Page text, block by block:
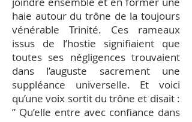
haie autour du trône de la toujours
vénérable Trinité. Ces rameaux
issus de l’hostie signifiaient que
toutes ses négligences trouvaient
dans l’auguste sacrement une
suppléance universelle. Et voici
qu’une voix sortit du trône et disait :
” Qu’elle entre avec confiance dans